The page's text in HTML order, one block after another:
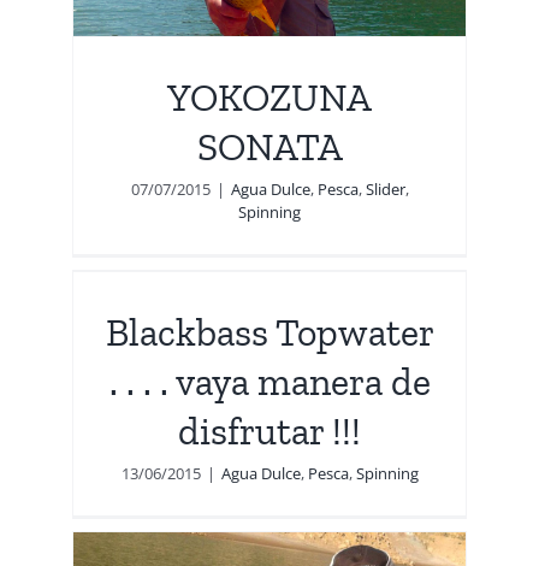
YOKOZUNA
SONATA
07/07/2015 | Agua Dulce, Pesca,Slider,
Spinning
Blackbass Topwater
. . . . vaya manera de
disfrutar !!!
13/06/2015 | Agua Dulce, Pesca,Spinning